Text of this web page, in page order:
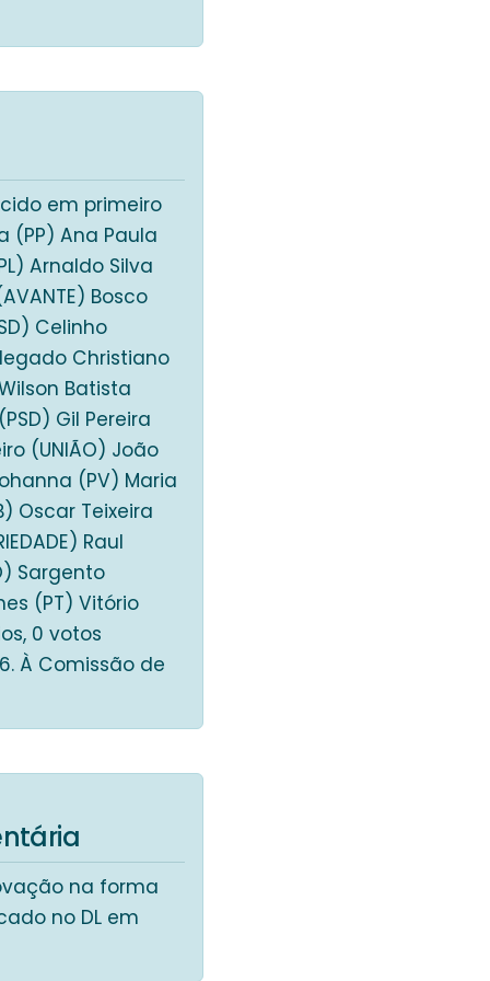
em primeiro
(PP) Ana Paula
Arnaldo Silva
Bosco
Celinho
Christiano
Batista
Gil Pereira
(UNIÃO) João
(PV) Maria
Oscar Teixeira
Raul
Sargento
(PT) Vitório
0 votos
À Comissão de
na forma
no DL em